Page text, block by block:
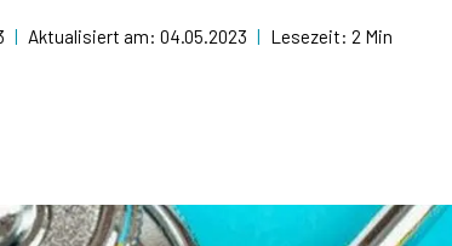
| Aktualisiert am: 04.05.2023 | Lesezeit: 2 Min